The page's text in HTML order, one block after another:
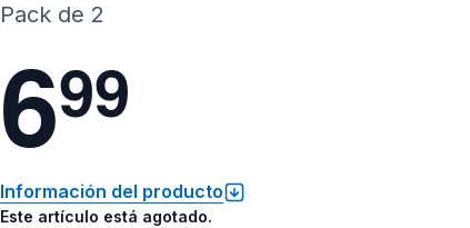
Pack de 2
699
Información del producto
Este artículo está agotado.